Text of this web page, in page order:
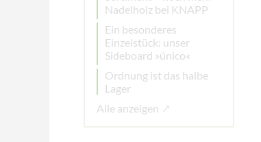
Nadelholz bei KNAPP
Ein besonderes
Einzelstück: unser
Sideboard »único«
Ordnung ist das halbe
Lager
Alle anzeigen